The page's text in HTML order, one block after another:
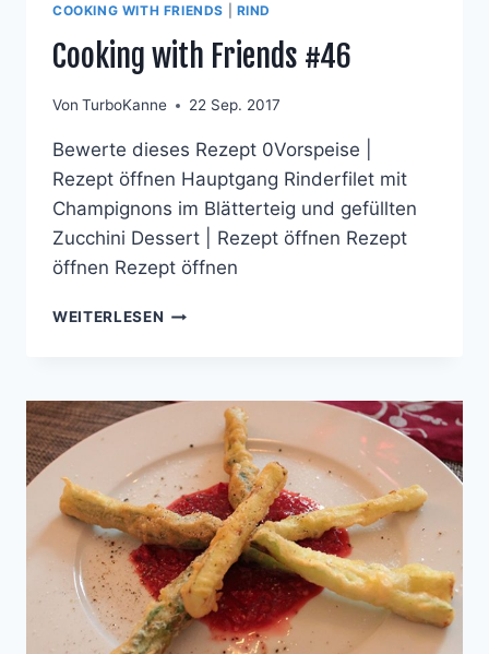
COOKING WITH FRIENDS RIND
Cooking with Friends #46
Von TurboKanne 22 Sep. 2017
Bewerte dieses Rezept 0Vorspeise |
Rezept öffnen Hauptgang Rinderfilet mit
Champignons im Blätterteig und gefüllten
Zucchini Dessert | Rezept öffnen Rezept
öffnen Rezept öffnen
WEITERLESEN COOKING